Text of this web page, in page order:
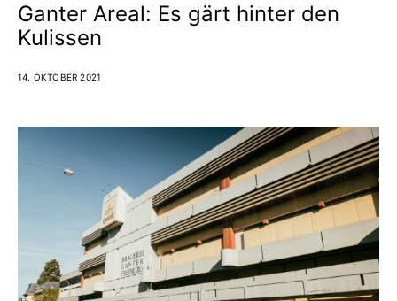
Ganter Areal: Es gärt hinter den
Kulissen
14. OKTOBER 2021